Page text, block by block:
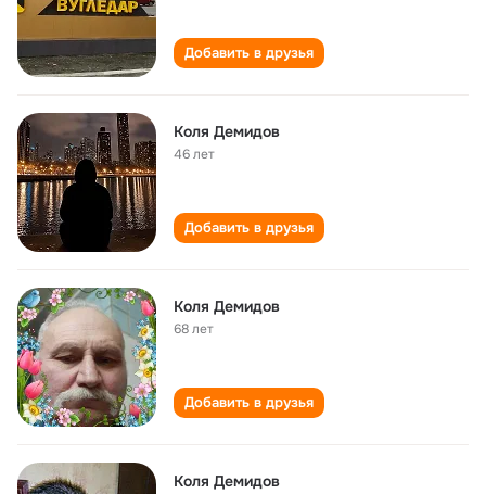
Добавить в друзья
Коля Демидов
46 лет
Добавить в друзья
Коля Демидов
68 лет
Добавить в друзья
Коля Демидов